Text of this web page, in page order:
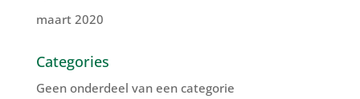
maart 2020
Categories
Geen onderdeel van een categorie